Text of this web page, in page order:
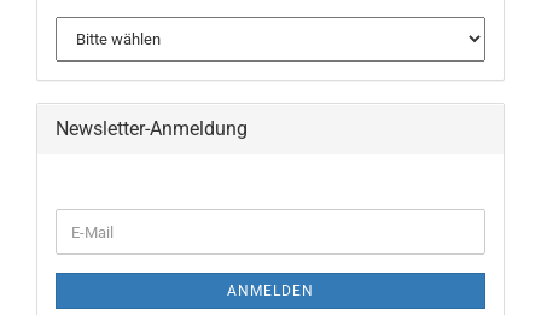
Newsletter-Anmeldung
ZUR
E-
Mail
ANMELDEN